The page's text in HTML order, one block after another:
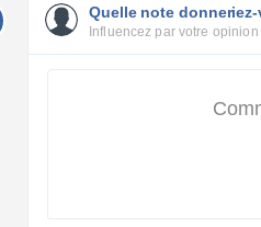
Quelle note
Influencez par votre